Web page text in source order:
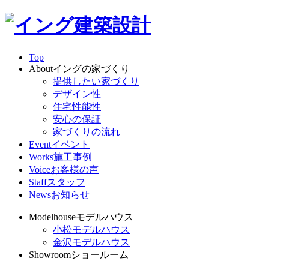
Top
Aboutイングの家づくり
提供したい家づくり
デザイン性
住宅性能性
安心の保証
家づくりの流れ
Eventイベント
Works施工事例
Voiceお客様の声
Staffスタッフ
Newsお知らせ
Modelhouseモデルハウス
小松モデルハウス
金沢モデルハウス
Showroomショールーム